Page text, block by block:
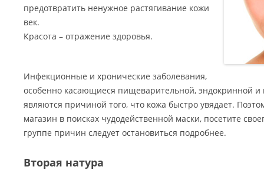
предотвратить ненужное растягивание кожи
век.
Красота – отражение здоровья.
Инфекционные и хронические заболевания,
особенно касающиеся пищеварительной, эндокринной и
являются причиной того, что кожа быстро увядает.
магазин в поисках чудодейственной маски, посетите
группе причин следует остановиться подробнее.
Вторая натура